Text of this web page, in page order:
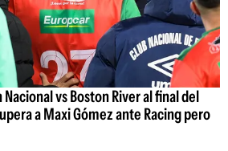
vs Boston River al final del
a Maxi Gómez ante Racing pero